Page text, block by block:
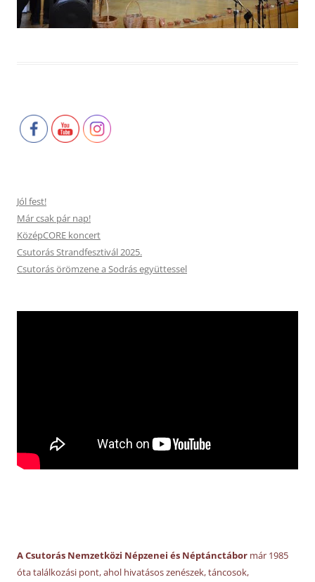
Jól fest!
Már csak pár nap!
KözépCORE koncert
Csutorás Strandfesztivál 2025.
Csutorás örömzene a Sodrás együttessel
A Csutorás Nemzetközi Népzenei és Néptánctábor már 1985
óta találkozási pont, ahol hivatásos zenészek, táncosok,